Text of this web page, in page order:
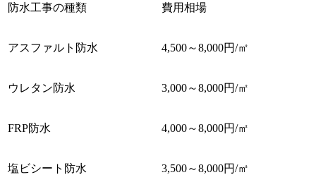
防水工事の種類 費用相場
アスファルト防水 4,500～8,000円/㎡
ウレタン防水 3,000～8,000円/㎡
FRP防水 4,000～8,000円/㎡
塩ビシート防水 3,500～8,000円/㎡